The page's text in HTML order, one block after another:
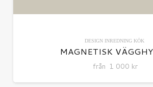
DESIGN INREDNING KÖK
MAGNETISK
från 1 000 kr